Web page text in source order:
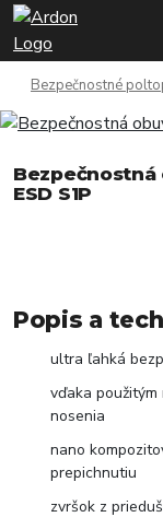
Bezpečnostné
Bezpečnostná
ESD S1P
Popis a
ultra ľahká
vďaka
nosenia
nano
prepichnutiu
zvršok z